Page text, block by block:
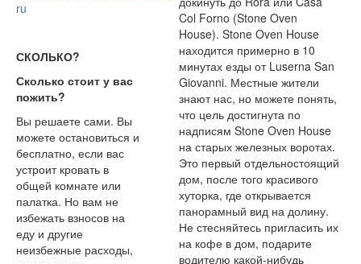
ru
СКОЛЬКО?
Сколько стоит у вас
пожить?
Вы решаете сами. Вы
можете остановиться и
бесплатно, если вас
устроит кровать в
общей комнате или
палатка. Но вам не
избежать взносов на
еду и другие
неизбежные расходы,
Col Forno (Stone Oven
House). Stone Oven House
находится примерно в 10
минутах езды от Luserna San
Giovanni. Местные жители
знают нас, но можете понять,
что цель достигнута по
надписям Stone Oven House
на старых железных воротах.
Это первый отдельностоящий
дом, после того красивого
хуторка, где открывается
панорамный вид на долину.
Не стесняйтесь пригласить их
на кофе в дом, подарите
водителю какой-нибудь